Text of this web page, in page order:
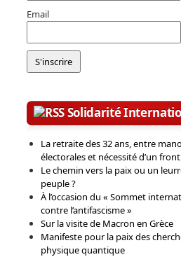
Email
Solidarité
La retraite des 32 ans, entre
électorales et nécessité d’un
Le chemin vers la paix ou un
peuple ?
À l’occasion du « Sommet
contre l’antifascisme »
Sur la visite de Macron en Grèce
Manifeste pour la paix des
physique quantique